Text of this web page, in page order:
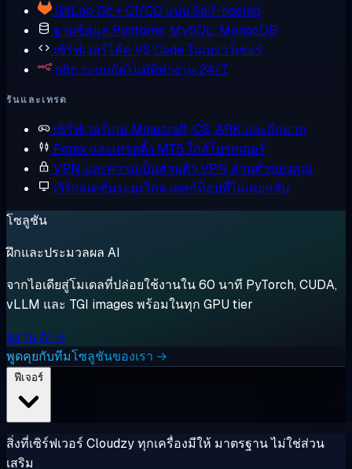
GitLab Git + CI/CD แบบ Self-hosted
ฐานข้อมูล Postgres, MySQL, MongoDB
เซิร์ฟเวอร์โค้ดVS Code ในเบราว์เซอร์
n8n ระบบอัตโนมัติทำงาน 24/7
รันและเทรด
เซิร์ฟเวอร์เกม Minecraft, CS, ARK และอีกมาก
Forex และเทรดดิ้ง MT5 ใกล้โบรกเกอร์
VPN และความเป็นส่วนตัว VPN ส่วนตัวของคุณ
เวิร์กสเตชันระยะไกล เดสก์ท็อปที่ไม่เคยหลับ
โซลูชัน
ฝึกและประมวลผล AI
จากไอเดียสู่โมเดลที่ปล่อยใช้งานใน 60 นาที PyTorch, CUDA,
vLLM และ TGI images พร้อมในทุก GPU tier
ดูงาน AI →
พูดคุยกับทีมโซลูชันของเรา →
สิ่งที่เซิร์ฟเวอร์ Cloudzy ทุกเครื่องมีให้ มาตรฐาน ไม่ใช่ส่วน
เสริม